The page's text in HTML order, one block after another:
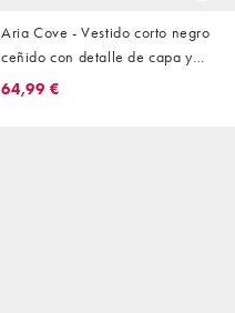
Aria Cove - Vestido corto negro
ceñido con detalle de capa y
espalda abierta de tejido
64,99 €